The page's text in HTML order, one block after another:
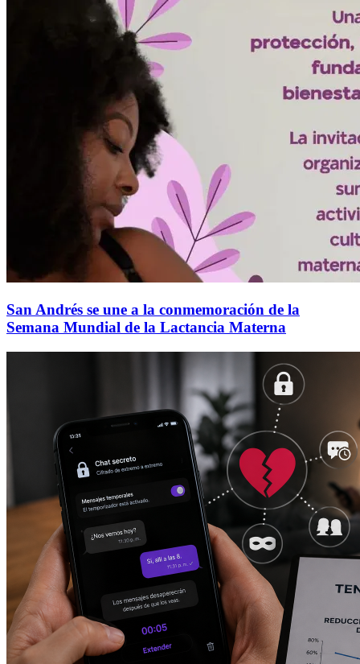
San Andrés se une a la conmemoración de la
Semana Mundial de la Lactancia Materna